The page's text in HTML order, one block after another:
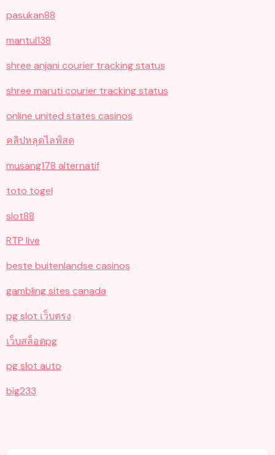
pasukan88
mantul138
shree anjani courier tracking status
shree maruti courier tracking status
online united states casinos
คลิปหลุดไลฟ์สด
musang178 alternatif
toto togel
slot88
RTP live
beste buitenlandse casinos
gambling sites canada
pg slot เว็บตรง
เว็บสล็อตpg
pg slot auto
big233